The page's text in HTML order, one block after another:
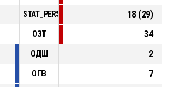
18(29)
ОЗТ
34
ОДШ
2
ОПВ
7